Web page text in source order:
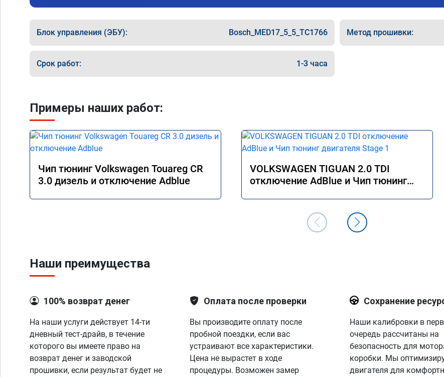
цена была адекватная, в общем
однозначно рекомендую.
Блок управления (ЭБУ): Bosch_MED17_5_5_TC1766 Метод прошивки:
Срок работ: 1-3 часа
Примеры наших работ:
Чип тюнинг Volkswagen Touareg CR
3.0 дизель и отключение Adblue
VOLKSWAGEN TIGUAN 2.0 TDI
отключение AdBlue и Чип тюнинг
Наши преимущества
100% возврат денег
На наши услуги действует 14-ти
дневный тест-драйв, в течение
которого вы имеете право на
возврат денег и заводской
прошивки, если результат будет не
Оплата после проверки
Вы производите оплату после
пробной поездки, если вас
устраивают все характеристики.
Цена не вырастет в ходе
процедуры. Возможен замер
Сохранение
Наши калибровки в
очередь рассчитаны на
безопасность для
коробки. Мы
двигателя для